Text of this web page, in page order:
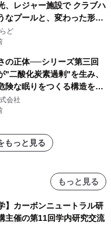
、レジャー施設で クラブハ
なプールと、変わった形の
THE BOXY AWAJI」のお
り連泊プランで
ど
の正体──シリーズ第三回
"二酸化炭素過剰"を生み、
険な眠りをつくる構造を解
会社
もっと見る
もっと見る
】カーボンニュートラル研
主催の第11回学内研究交流